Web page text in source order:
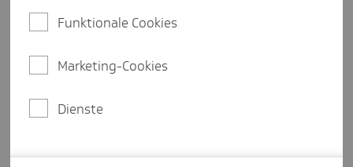
Viertel sogar häufig. Das zeigt die Stressstudie
"Entspann dich, Deutschland!" der Techniker
Krankenkasse.
bevölkerungsrepräsentative Forsa-Umfrage, für die
Funktionale Cookies
Marketing-Cookies
Dienste